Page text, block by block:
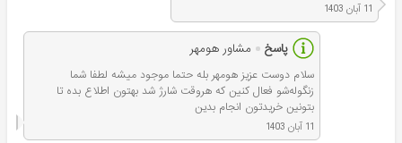
11 آبان 1403
پاسخ مشاور هومهر
سلام دوست عزیز هومهر بله حتما موجود میشه لطفا شما
زنگوله‌شو فعال کنین که هروقت شارژ شد بهتون اطلاع بده تا
بتونین خریدتون انجام بدین
11 آبان 1403